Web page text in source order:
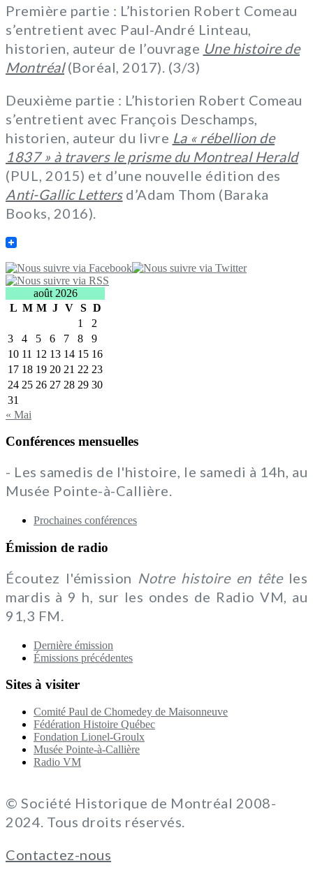
Première partie : L’historien Robert Comeau
s’entretient avec Paul-André Linteau,
historien, auteur de l’ouvrage Une histoire de
Montréal(Boréal, 2017). (3/3)
Deuxième partie : L’historien Robert Comeau
s’entretient avec François Deschamps,
historien, auteur du livre La « rébellion de
1837 » à travers le prisme du Montreal Herald
(PUL, 2015) et d’une nouvelle édition des
Anti-Gallic Lettersd’Adam Thom (Baraka
Books, 2016).
août 2026
L M M J V S D
1
2
3
4 5 6 7 8
9
10 11 12 13 14 15 16
17 18 19 20 21 22 23
24 25 26 27 28 29 30
31
« Mai
Conférences mensuelles
- Les samedis de l'histoire, le samedi à 14h, au
Musée Pointe-à-Callière.
Prochaines conférences
Émission de radio
Écoutez l'émission Notre histoire en têteles
mardis à 9 h, sur les ondes de Radio VM, au
91,3 FM.
Dernière émission
Émissions précédentes
Sites à visiter
Comité Paul de Chomedey de Maisonneuve
Fédération Histoire Québec
Fondation Lionel-Groulx
Musée Pointe-à-Callière
Radio VM
© Société Historique de Montréal 2008-
2024. Tous droits réservés.
Contactez-nous